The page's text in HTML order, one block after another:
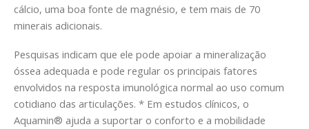
cálcio, uma boa fonte de magnésio, e tem mais de 70
minerais adicionais.
Pesquisas indicam que ele pode apoiar a mineralização
óssea adequada e pode regular os principais fatores
envolvidos na resposta imunológica normal ao uso comum
cotidiano das articulações. * Em estudos clínicos, o
Aquamin® ajuda a suportar o conforto e a mobilidade